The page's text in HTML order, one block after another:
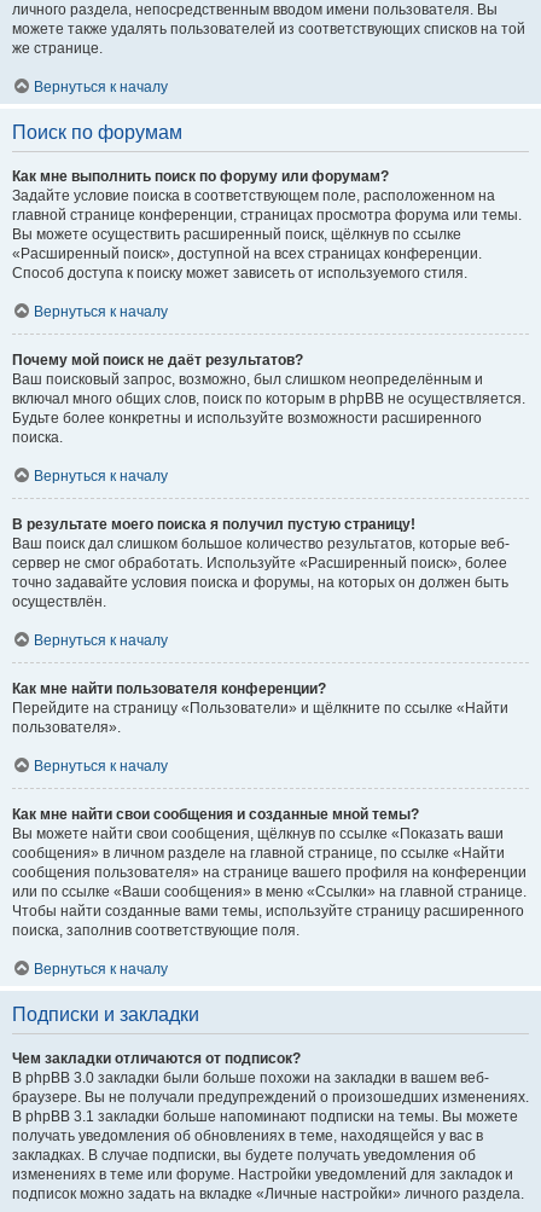
личного раздела, непосредственным вводом имени пользователя. Вы
можете также удалять пользователей из соответствующих списков на той
же странице.
Вернуться к началу
Поиск по форумам
Как мне выполнить поиск по форуму или форумам?
Задайте условие поиска в соответствующем поле, расположенном на
главной странице конференции, страницах просмотра форума или темы.
Вы можете осуществить расширенный поиск, щёлкнув по ссылке
«Расширенный поиск», доступной на всех страницах конференции.
Способ доступа к поиску может зависеть от используемого стиля.
Вернуться к началу
Почему мой поиск не даёт результатов?
Ваш поисковый запрос, возможно, был слишком неопределённым и
включал много общих слов, поиск по которым в phpBB не осуществляется.
Будьте более конкретны и используйте возможности расширенного
поиска.
Вернуться к началу
В результате моего поиска я получил пустую страницу!
Ваш поиск дал слишком большое количество результатов, которые веб-
сервер не смог обработать. Используйте «Расширенный поиск», более
точно задавайте условия поиска и форумы, на которых он должен быть
осуществлён.
Вернуться к началу
Как мне найти пользователя конференции?
Перейдите на страницу «Пользователи» и щёлкните по ссылке «Найти
пользователя».
Вернуться к началу
Как мне найти свои сообщения и созданные мной темы?
Вы можете найти свои сообщения, щёлкнув по ссылке «Показать ваши
сообщения» в личном разделе на главной странице, по ссылке «Найти
сообщения пользователя» на странице вашего профиля на конференции
или по ссылке «Ваши сообщения» в меню «Ссылки» на главной странице.
Чтобы найти созданные вами темы, используйте страницу расширенного
поиска, заполнив соответствующие поля.
Вернуться к началу
Подписки и закладки
Чем закладки отличаются от подписок?
В phpBB 3.0 закладки были больше похожи на закладки в вашем веб-
браузере. Вы не получали предупреждений о произошедших изменениях.
В phpBB 3.1 закладки больше напоминают подписки на темы. Вы можете
получать уведомления об обновлениях в теме, находящейся у вас в
закладках. В случае подписки, вы будете получать уведомления об
изменениях в теме или форуме. Настройки уведомлений для закладок и
подписок можно задать на вкладке «Личные настройки» личного раздела.